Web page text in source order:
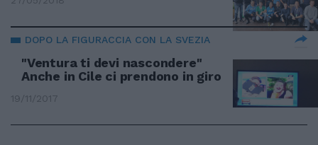
DOPO LA FIGURACCIA CON LA SVEZIA
"Ventura ti devi nascondere"
Anche in Cile ci prendono in giro
19/11/2017